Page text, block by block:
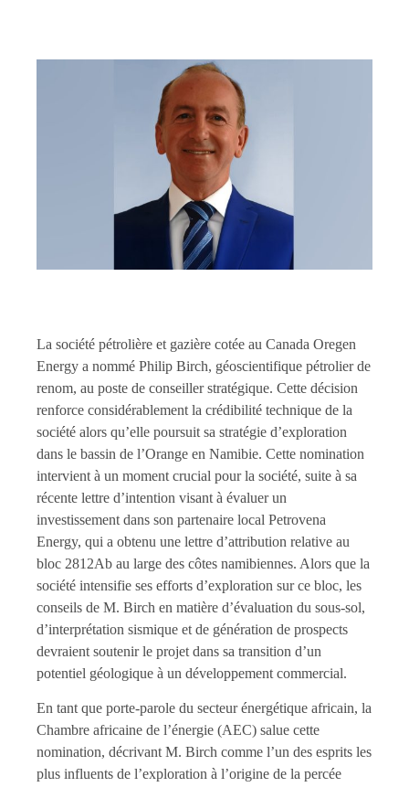
La société pétrolière et gazière cotée au Canada Oregen
Energy a nommé Philip Birch, géoscientifique pétrolier de
renom, au poste de conseiller stratégique. Cette décision
renforce considérablement la crédibilité technique de la
société alors qu’elle poursuit sa stratégie d’exploration
dans le bassin de l’Orange en Namibie. Cette nomination
intervient à un moment crucial pour la société, suite à sa
récente lettre d’intention visant à évaluer un
investissement dans son partenaire local Petrovena
Energy, qui a obtenu une lettre d’attribution relative au
bloc 2812Ab au large des côtes namibiennes. Alors que la
société intensifie ses efforts d’exploration sur ce bloc, les
conseils de M. Birch en matière d’évaluation du sous-sol,
d’interprétation sismique et de génération de prospects
devraient soutenir le projet dans sa transition d’un
potentiel géologique à un développement commercial.
En tant que porte-parole du secteur énergétique africain, la
Chambre africaine de l’énergie (AEC) salue cette
nomination, décrivant M. Birch comme l’un des esprits les
plus influents de l’exploration à l’origine de la percée